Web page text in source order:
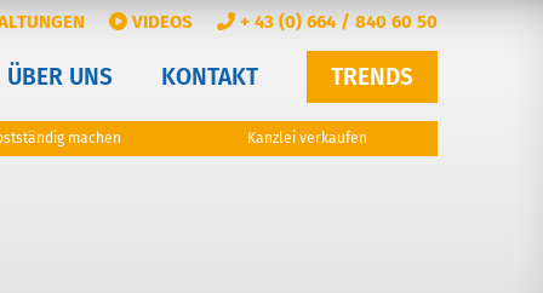
VIDEOS + 43 (0) 664 / 840 60 50
machen Kanzlei verkaufen
ÜBER UNS KONTAKT TRENDS